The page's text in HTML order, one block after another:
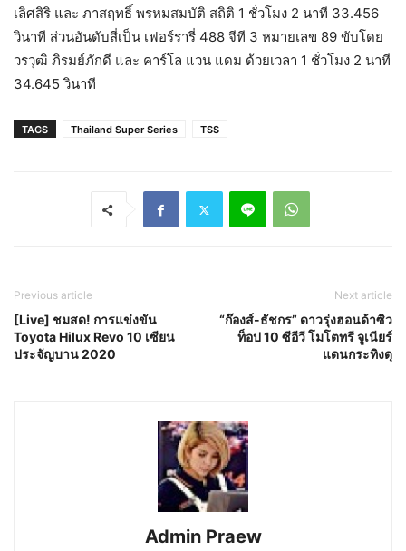
เลิศสิริ และ ภาสฤทธิ์ พรหมสมบัติ สถิติ 1 ชั่วโมง 2 นาที 33.456
วินาที ส่วนอันดับสี่เป็น เฟอร์รารี่ 488 จีที 3 หมายเลข 89 ขับโดย
วรวุฒิ ภิรมย์ภักดี และ คาร์โล แวน แดม ด้วยเวลา 1 ชั่วโมง 2 นาที
34.645 วินาที
TAGS Thailand Super Series TSS
Previous article
[Live] ชมสด! การแข่งขัน
Toyota Hilux Revo 10 เซียน
ประจัญบาน 2020
Next article
“ก๊องส์-ธัชกร” ดาวรุ่งฮอนด้าซิว
ท็อป 10 ซีอีวี โมโตทรี จูเนียร์
แดนกระทิงดุ
Admin Praew